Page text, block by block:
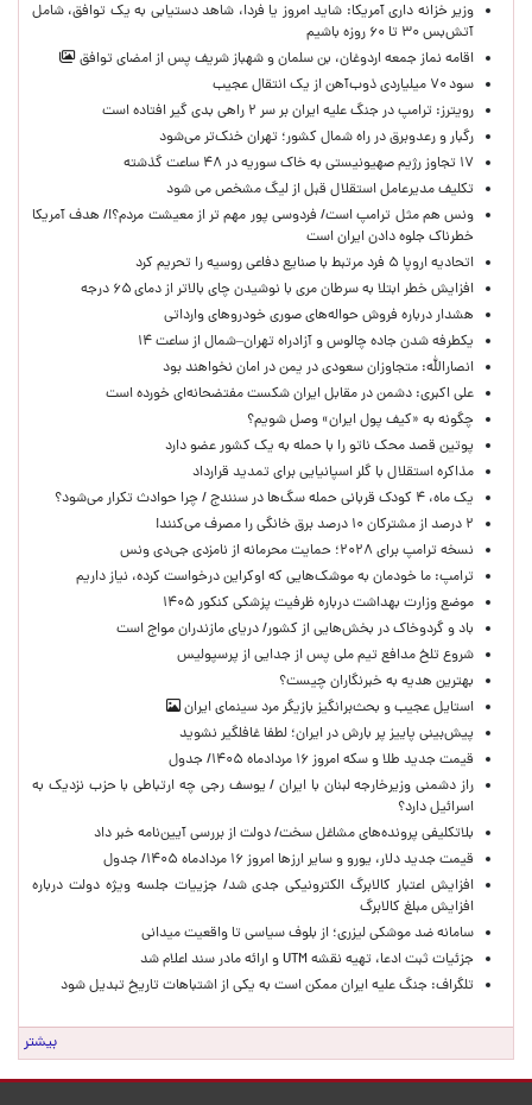
وزیر خزانه داری آمریکا: شاید امروز یا فردا، شاهد دستیابی به یک توافق، شامل
آتش‌بس ۳۰ تا ۶۰ روزه باشیم
اقامه نماز جمعه اردوغان، بن ‌سلمان و شهباز شریف پس از امضای توافق
سود ۷۰ میلیاردی ذوب‌آهن از یک انتقال عجیب
رویترز: ترامپ در جنگ علیه ایران بر سر ۲ راهی بدی گیر افتاده است
رگبار و رعدوبرق در راه شمال کشور؛ تهران خنک‌تر می‌شود
۱۷ تجاوز رژیم صهیونیستی به خاک سوریه در ۴۸ ساعت گذشته
تکلیف مدیرعامل استقلال قبل از لیگ مشخص می شود
ونس هم مثل ترامپ است/ فردوسی پور مهم تر از معیشت مردم؟!/ هدف آمریکا
خطرناک جلوه دادن ایران است
اتحادیه اروپا ۵ فرد مرتبط با صنایع دفاعی روسیه را تحریم کرد
افزایش خطر ابتلا به سرطان مری با نوشیدن چای بالاتر از دمای ۶۵ درجه
هشدار درباره فروش حواله‌های صوری خودروهای وارداتی
یکطرفه شدن جاده چالوس و آزادراه تهران–شمال از ساعت ۱۴
انصارالله: متجاوزان سعودی در یمن در امان نخواهند بود
علی اکبری: دشمن در مقابل ایران شکست مفتضحانه‌ای خورده است
چگونه به «کیف پول ایران» وصل شویم؟
پوتین قصد محک ناتو را با حمله به یک کشور عضو دارد
مذاکره استقلال با گلر اسپانیایی برای تمدید قرارداد
یک ماه، ۴ کودک قربانی حمله سگ‌ها در سنندج / چرا حوادث تکرار می‌شود؟
۲ درصد از مشترکان ۱۰ درصد برق خانگی را مصرف می‌کنند!
نسخه ترامپ برای ۲۰۲۸؛ حمایت محرمانه از نامزدی جی‌دی ونس
ترامپ: ما خودمان به موشک‌هایی که اوکراین درخواست کرده، نیاز داریم
موضع وزارت بهداشت درباره ظرفیت پزشکی کنکور ۱۴۰۵
باد و گردوخاک در بخش‌هایی از کشور/ دریای مازندران مواج است
شروع تلخ مدافع تیم ملی پس از جدایی از پرسپولیس
بهترین هدیه به خبرنگاران چیست؟
استایل عجیب و بحث‌برانگیز بازیگر مرد سینمای ایران
پیش‌بینی پاییز پر بارش در ایران؛ لطفا غافلگیر نشوید
قیمت جدید طلا و سکه امروز ۱۶ مردادماه ۱۴۰۵/ جدول
راز دشمنی وزیرخارجه لبنان با ایران / یوسف رجی چه ارتباطی با حزب نزدیک به
اسرائیل دارد؟
بلاتکلیفی پرونده‌های مشاغل سخت/ دولت از بررسی آیین‌نامه خبر داد
قیمت جدید دلار، یورو و سایر ارزها امروز ۱۶ مردادماه ۱۴۰۵/ جدول
افزایش اعتبار کالابرگ الکترونیکی جدی شد/ جزییات جلسه ویژه دولت درباره
افزایش مبلغ کالابرگ
سامانه ضد موشکی لیزری؛ از بلوف سیاسی تا واقعیت میدانی
جزئیات ثبت ادعا، تهیه نقشه UTM و ارائه مادر سند اعلام شد
تلگراف: جنگ علیه ایران ممکن است به یکی از اشتباهات تاریخ تبدیل شود
بیشتر